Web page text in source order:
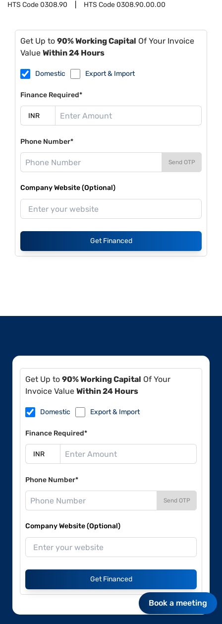
HTS Code0308.90 HTS Code0308.90.00.00
Get Up to 90% Working Capital Of Your Invoice
Value Within 24 Hours
Domestic Export & Import
Finance Required*
Phone Number*
Send OTP
Company Website (Optional)
Get Financed
Get Up to 90% Working Capital Of Your
Invoice Value Within 24 Hours
Domestic Export & Import
Finance Required*
Phone Number*
Send OTP
Company Website (Optional)
Get Financed
Book a meeting